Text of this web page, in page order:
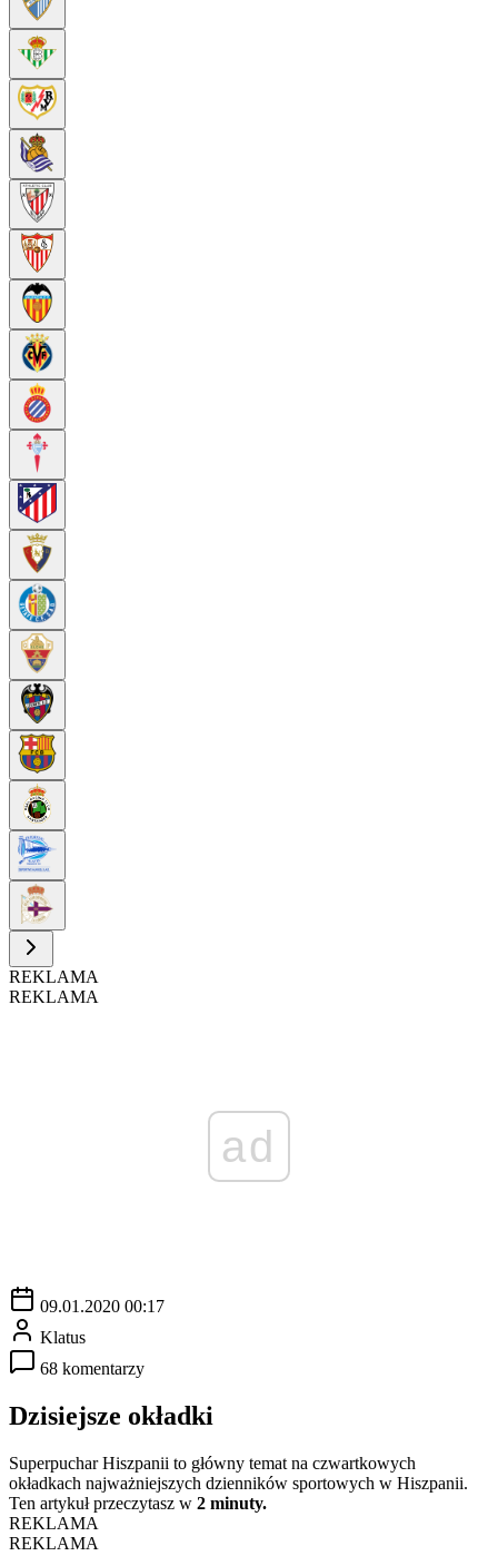
REKLAMA
REKLAMA
ad
09.01.2020 00:17
Klatus
68 komentarzy
Dzisiejsze okładki
Superpuchar Hiszpanii to główny temat na czwartkowych
okładkach najważniejszych dzienników sportowych w Hiszpanii.
Ten artykuł przeczytasz w 2 minuty.
REKLAMA
REKLAMA